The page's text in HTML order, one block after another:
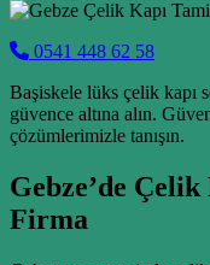
0541 448 62 58
Başiskele lüks çelik kapı
güvence altına alın.
çözümlerimizle tanışın.
Gebze’de
Firma